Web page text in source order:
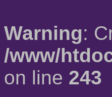
Warning:
/www/
on line 243